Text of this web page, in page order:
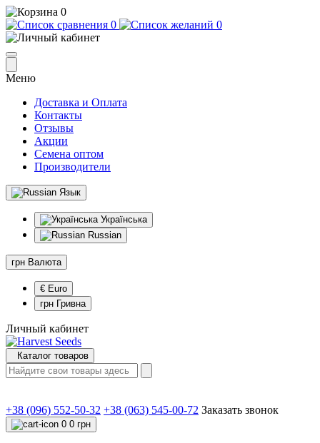
0
0
0
Меню
Доставка и Оплата
Контакты
Отзывы
Акции
Семена оптом
Производители
Язык
Українська
Russian
грн Валюта
€ Euro
грн Гривна
Личный кабинет
Каталог товаров
+38 (096) 552-50-32 +38 (063) 545-00-72 Заказать звонок
0 0 грн